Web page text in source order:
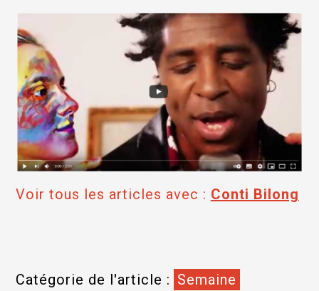
Voir tous les articles avec : Conti Bilong
Catégorie de l'article : Semaine